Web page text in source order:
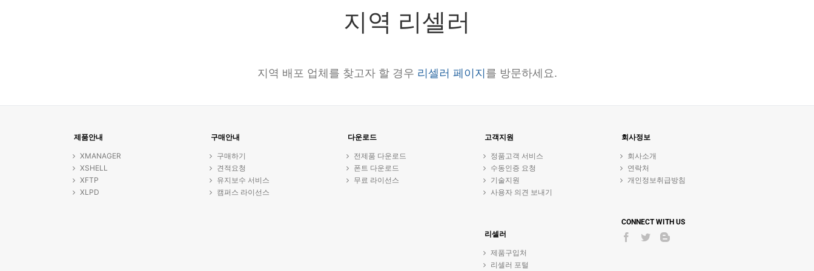
지역 리셀러
지역 배포 업체를 찾고자 할 경우 리셀러 페이지를 방문하세요.
제품안내
XMANAGER
XSHELL
XFTP
XLPD
구매안내
구매하기
견적요청
유지보수 서비스
캠퍼스 라이선스
다운로드
전제품 다운로드
폰트 다운로드
무료 라이선스
고객지원
정품고객 서비스
수동인증 요청
기술지원
사용자 의견 보내기
리셀러
제품구입처
리셀러 포털
회사정보
회사소개
연락처
개인정보취급방침
CONNECT WITH US